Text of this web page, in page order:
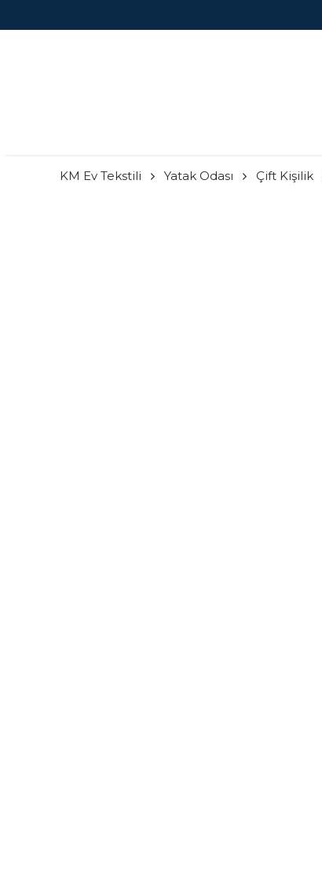
KM Ev Tekstili Yatak Odası Çift Kişilik